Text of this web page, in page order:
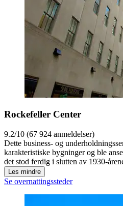
Rockefeller Center
9.2/10 (67 924 anmeldelser)
Dette business- og
karakteristiske bygninger og ble
det stod ferdig i slutten av 1930-
Les mindre
Se overnattingssteder